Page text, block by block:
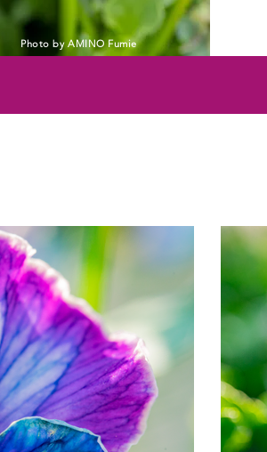
Photo by AMINO Fumie